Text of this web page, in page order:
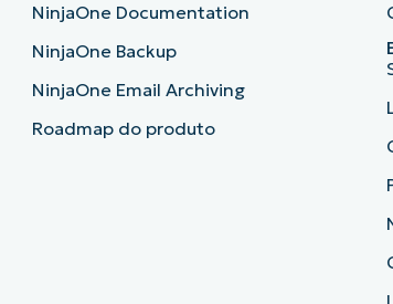
NinjaOne Documentation
NinjaOne Backup
NinjaOne Email Archiving
Roadmap do produto